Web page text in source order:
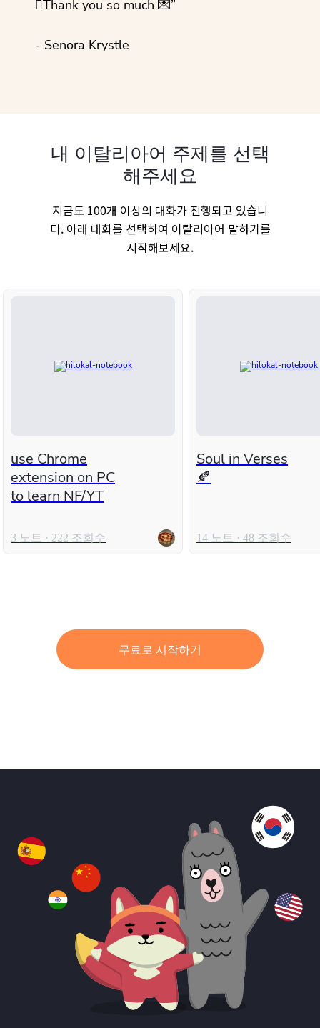
💜Thank you so much 💌”
- Senora Krystle
내 이탈리아어 주제를 선택
해주세요
지금도 100개 이상의 대화가 진행되고 있습니
다. 아래 대화를 선택하여 이탈리아어 말하기를
시작해보세요.
use Chrome
extension on PC
to learn NF/YT
3 노트 · 222 조회수
Soul in Verses
🍂
14 노트 · 48 조회수
무료로 시작하기